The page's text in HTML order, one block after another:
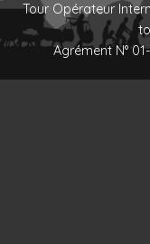
Tour Opérateur
Agrément N°